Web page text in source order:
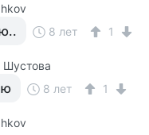
8 лет 1
8 лет 1